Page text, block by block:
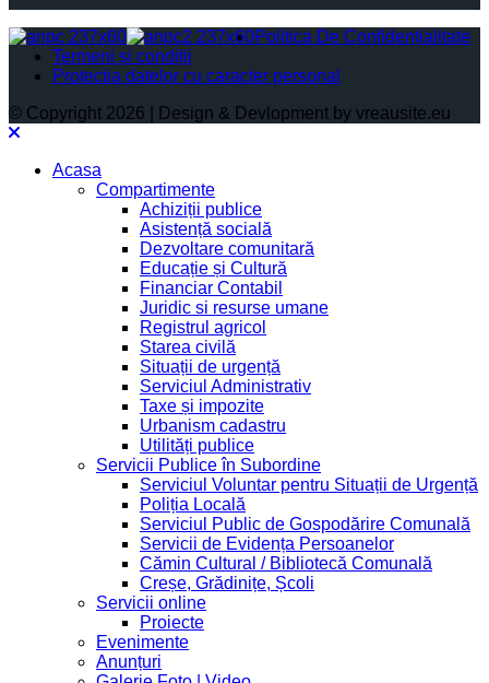
Politica De Confidențialitate
Termeni și condiții
Protectia datelor cu caracter personal
© Copyright 2026 | Design & Devlopment by vreausite.eu
Acasa
Compartimente
Achiziții publice
Asistență socială
Dezvoltare comunitară
Educație și Cultură
Financiar Contabil
Juridic si resurse umane
Registrul agricol
Starea civilă
Situații de urgență
Serviciul Administrativ
Taxe și impozite
Urbanism cadastru
Utilități publice
Servicii Publice în Subordine
Serviciul Voluntar pentru Situații de Urgență
Poliția Locală
Serviciul Public de Gospodărire Comunală
Servicii de Evidența Persoanelor
Cămin Cultural / Bibliotecă Comunală
Creșe, Grădinițe, Școli
Servicii online
Proiecte
Evenimente
Anunțuri